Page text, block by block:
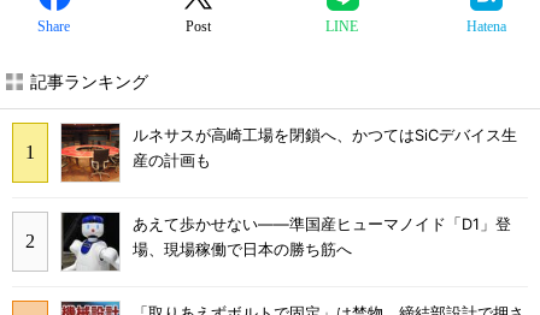
Share Post LINE Hatena
記事ランキング
ルネサスが高崎工場を閉鎖へ、かつてはSiCデバイス生
産の計画も
あえて歩かせない――準国産ヒューマノイド「D1」登
場、現場稼働で日本の勝ち筋へ